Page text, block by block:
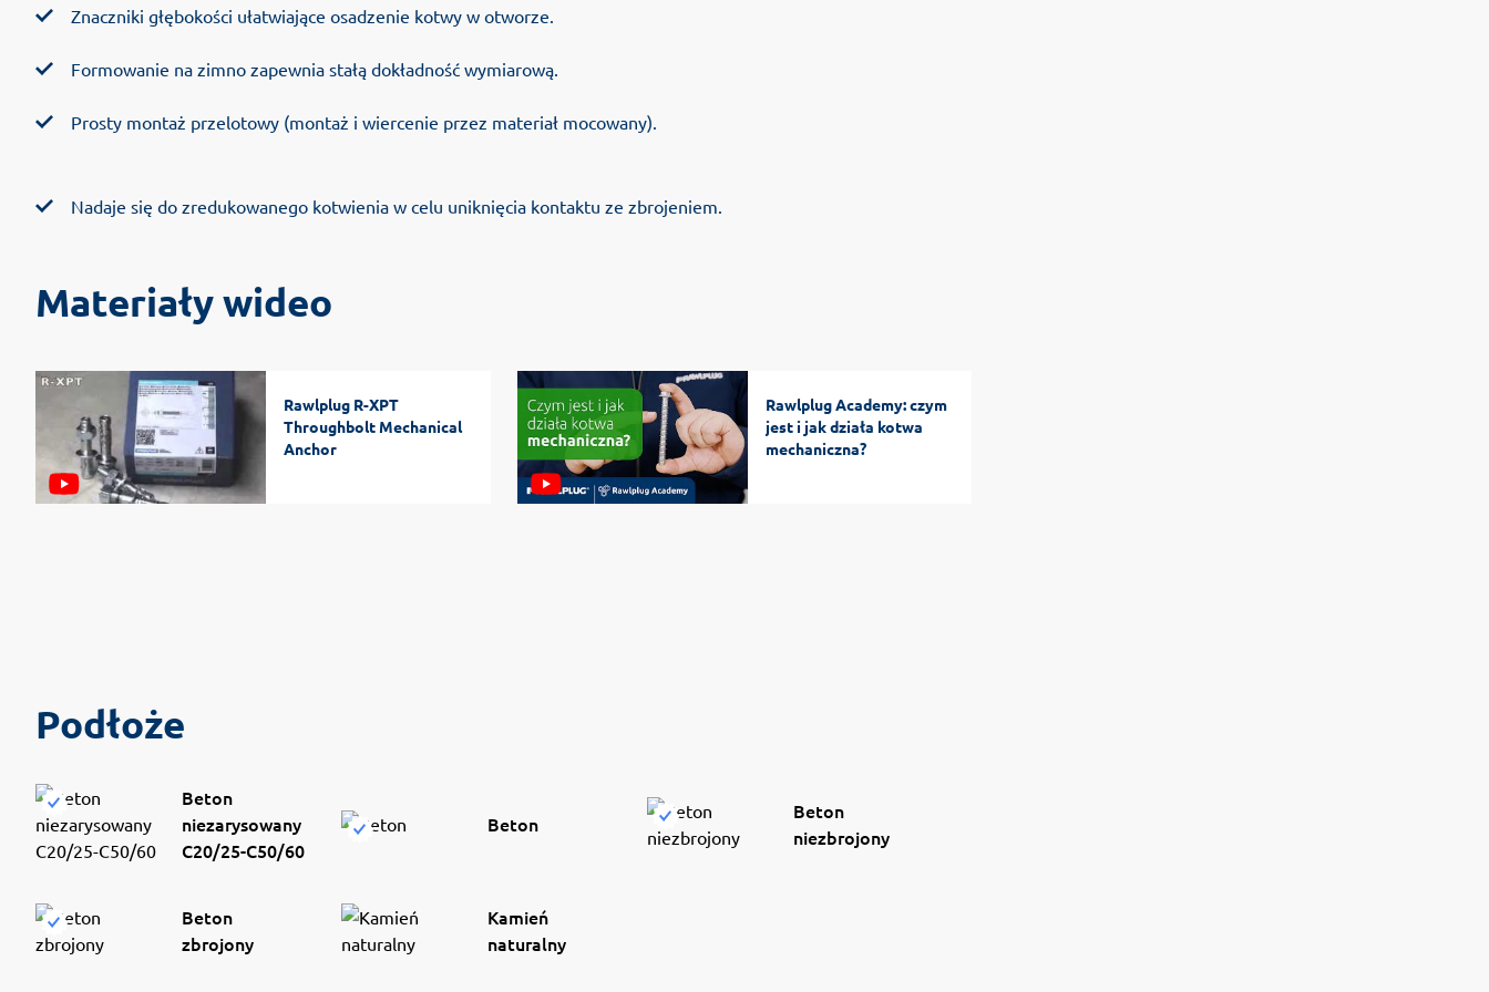
Znaczniki głębokości ułatwiające osadzenie kotwy w otworze.
Formowanie na zimno zapewnia stałą dokładność wymiarową.
Prosty montaż przelotowy (montaż i wiercenie przez materiał mocowany).
Nadaje się do zredukowanego kotwienia w celu uniknięcia kontaktu ze zbrojeniem.
Materiały wideo
Rawlplug R-XPT
Throughbolt Mechanical
Anchor
Rawlplug Academy: czym
jest i jak działa kotwa
mechaniczna?
Podłoże
Beton
niezarysowany
C20/25-C50/60
Beton
Beton
niezbrojony
Beton
zbrojony
Kamień
naturalny